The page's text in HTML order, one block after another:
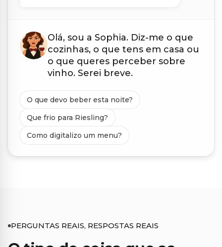
Olá, sou a Sophia. Diz-me o que
cozinhas, o que tens em casa ou
o que queres perceber sobre
vinho. Serei breve.
O que devo beber esta noite?
Que frio para Riesling?
Como digitalizo um menu?
PERGUNTAS REAIS, RESPOSTAS REAIS